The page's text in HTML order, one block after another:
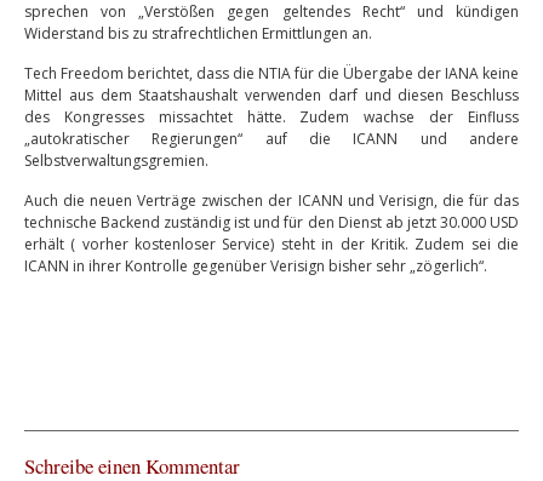
sprechen von „Verstößen gegen geltendes Recht“ und kündigen
Widerstand bis zu strafrechtlichen Ermittlungen an.
Tech Freedom berichtet, dass die NTIA für die Übergabe der IANA keine
Mittel aus dem Staatshaushalt verwenden darf und diesen Beschluss
des Kongresses missachtet hätte. Zudem wachse der Einfluss
„autokratischer Regierungen“ auf die ICANN und andere
Selbstverwaltungsgremien.
Auch die neuen Verträge zwischen der ICANN und Verisign, die für das
technische Backend zuständig ist und für den Dienst ab jetzt 30.000 USD
erhält ( vorher kostenloser Service) steht in der Kritik. Zudem sei die
ICANN in ihrer Kontrolle gegenüber Verisign bisher sehr „zögerlich“.
Schreibe einen Kommentar